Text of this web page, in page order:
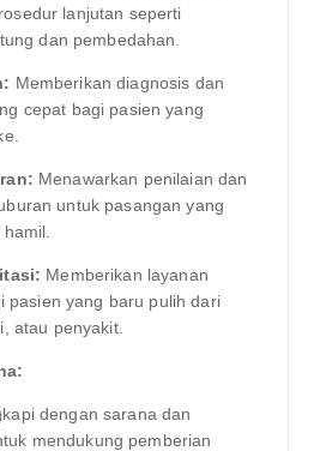
lanjutan seperti
dan pembedahan.
Memberikan diagnosis dan
cepat bagi pasien yang
Menawarkan penilaian dan
untuk pasangan yang
Memberikan layanan
pasien yang baru pulih dari
atau penyakit.
dengan sarana dan
mendukung pemberian